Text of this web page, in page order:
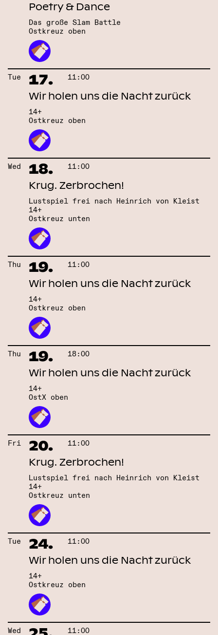
Poetry & Dance
Das große Slam Battle
Ostkreuz oben
Tue 17. 11:00
Wir holen uns die Nacht zurück
14+
Ostkreuz oben
Wed 18. 11:00
Krug. Zerbrochen!
Lustspiel frei nach Heinrich von Kleist
14+
Ostkreuz unten
Thu 19. 11:00
Wir holen uns die Nacht zurück
14+
Ostkreuz oben
Thu 19. 18:00
Wir holen uns die Nacht zurück
14+
OstX oben
Fri 20. 11:00
Krug. Zerbrochen!
Lustspiel frei nach Heinrich von Kleist
14+
Ostkreuz unten
Tue 24. 11:00
Wir holen uns die Nacht zurück
14+
Ostkreuz oben
Wed 11:00